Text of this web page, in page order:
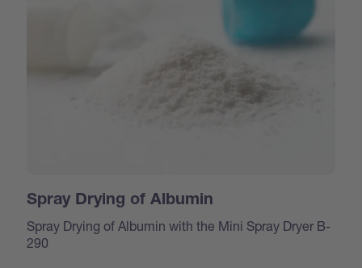
Spray Drying of Albumin
Spray Drying of Albumin with the Mini Spray Dryer B-
290